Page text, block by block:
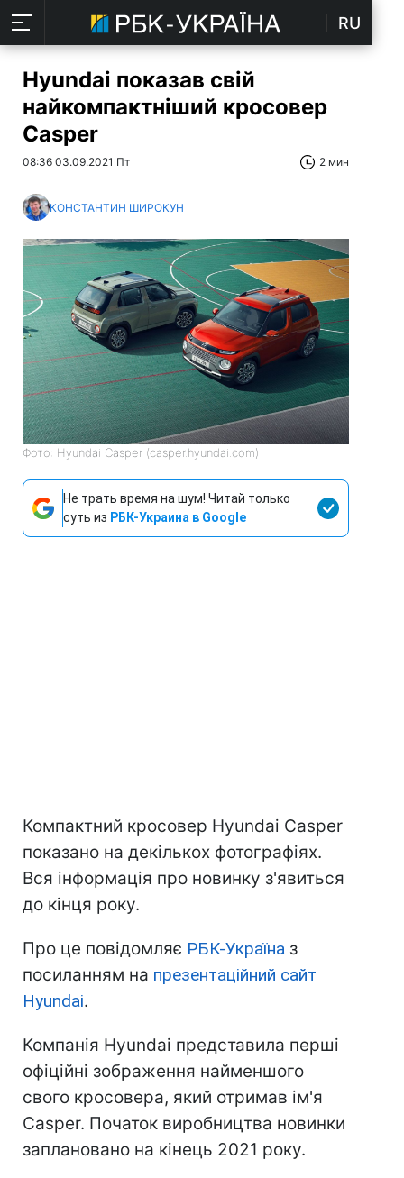
RU
Hyundai показав свій
найкомпактніший кросовер
Casper
08:36 03.09.2021 Пт 2 мин
КОНСТАНТИН ШИРОКУН
Фото: Hyundai Casper (casper.hyundai.com)
Не трать время на шум! Читай только
суть из РБК-Украина в Google
Компактний кросовер Hyundai Casper
показано на декількох фотографіях.
Вся інформація про новинку з'явиться
до кінця року.
Про це повідомляє РБК-Україна з
посиланням на презентаційний сайт
Hyundai.
Компанія Hyundai представила перші
офіційні зображення найменшого
свого кросовера, який отримав ім'я
Casper. Початок виробництва новинки
заплановано на кінець 2021 року.